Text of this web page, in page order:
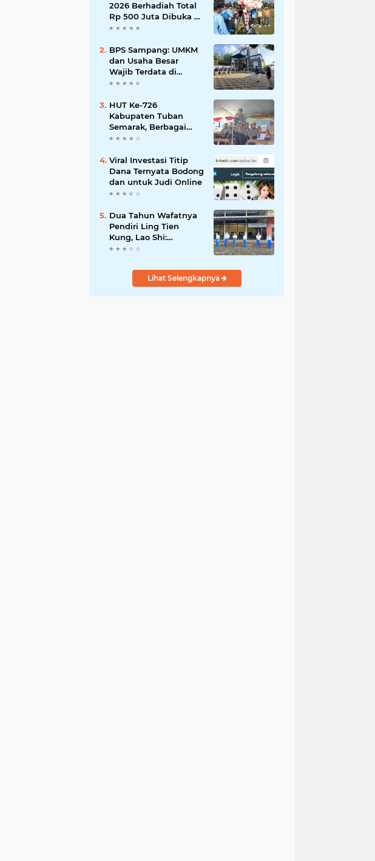
2026 Berhadiah Total
Rp 500 Juta Dibuka di
Jombang, Ketua PKDI
Mahdi: Ajang
Silaturrahmi dan
Media Komunikasi
Antar-Kades untuk
BPS Sampang: UMKM
dan Usaha Besar
Wajib Terdata di
Sensus Ekonomi 2026,
Sasaran
HUT Ke-726
Kabupaten Tuban
Semarak, Berbagai
Prestasinya Pun
Viral Investasi Titip
Dana Ternyata Bodong
dan untuk Judi Online
Dua Tahun Wafatnya
Pendiri Ling Tien
Kung, Lao Shi:
Amanah Harus Kita
Lihat Selengkapnya